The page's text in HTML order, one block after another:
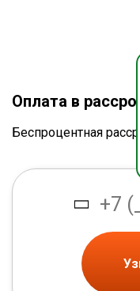
Оплата в
Беспроцентная